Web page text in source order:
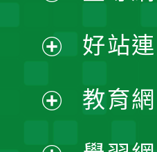
開
選
單
開
好站
教育